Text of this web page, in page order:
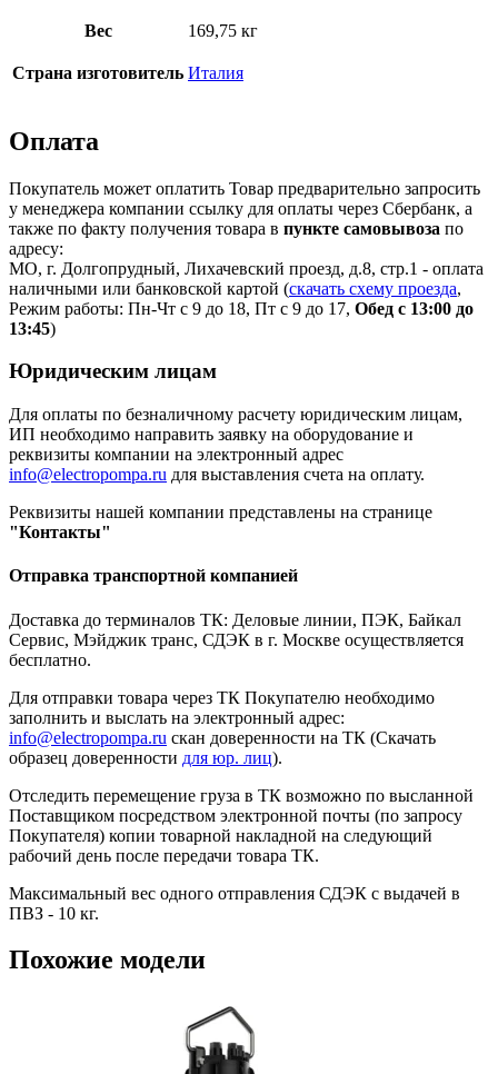
Вес 169,75 кг
Страна изготовитель Италия
Оплата
Покупатель может оплатить Товар предварительно запросить
у менеджера компании ссылку для оплаты через Сбербанк, а
также по факту получения товара в пункте самовывоза по
адресу:
МО, г. Долгопрудный, Лихачевский проезд, д.8, стр.1 - оплата
наличными или банковской картой (скачать схему проезда,
Режим работы: Пн-Чт с 9 до 18, Пт с 9 до 17, Обед с 13:00 до
13:45)
Юридическим лицам
Для оплаты по безналичному расчету юридическим лицам,
ИП необходимо направить заявку на оборудование и
реквизиты компании на электронный адрес
info@electropompa.ru для выставления счета на оплату.
Реквизиты нашей компании представлены на странице
"Контакты"
Отправка транспортной компанией
Доставка до терминалов ТК: Деловые линии, ПЭК, Байкал
Сервис, Мэйджик транс, СДЭК в г. Москве осуществляется
бесплатно.
Для отправки товара через ТК Покупателю необходимо
заполнить и выслать на электронный адрес:
info@electropompa.ru скан доверенности на ТК (Скачать
образец доверенности для юр. лиц).
Отследить перемещение груза в ТК возможно по высланной
Поставщиком посредством электронной почты (по запросу
Покупателя) копии товарной накладной на следующий
рабочий день после передачи товара ТК.
Максимальный вес одного отправления СДЭК с выдачей в
ПВЗ - 10 кг.
Похожие модели